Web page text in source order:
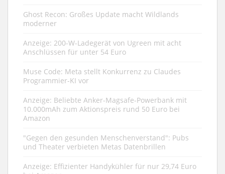
Ghost Recon: Großes Update macht Wildlands
moderner
Anzeige: 200-W-Ladegerät von Ugreen mit acht
Anschlüssen für unter 54 Euro
Muse Code: Meta stellt Konkurrenz zu Claudes
Programmier-KI vor
Anzeige: Beliebte Anker-Magsafe-Powerbank mit
10.000mAh zum Aktionspreis rund 50 Euro bei
Amazon
"Gegen den gesunden Menschenverstand": Pubs
und Theater verbieten Metas Datenbrillen
Anzeige: Effizienter Handykühler für nur 29,74 Euro